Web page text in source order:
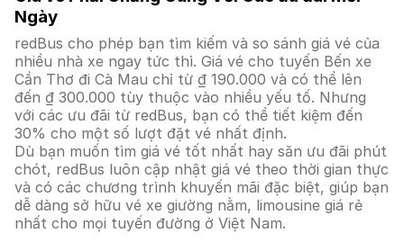
Ngày
redBus cho phép bạn tìm kiếm và so sánh giá vé của
nhiều nhà xe ngay tức thì. Giá vé cho tuyến Bến xe
Cần Thơ đi Cà Mau chỉ từ ₫ 190.000 và có thể lên
đến ₫ 300.000 tùy thuộc vào nhiều yếu tố. Nhưng
với các ưu đãi từ redBus, bạn có thể tiết kiệm đến
30% cho một số lượt đặt vé nhất định.
Dù bạn muốn tìm giá vé tốt nhất hay săn ưu đãi phút
chót, redBus luôn cập nhật giá vé theo thời gian thực
và có các chương trình khuyến mãi đặc biệt, giúp bạn
dễ dàng sở hữu vé xe giường nằm, limousine giá rẻ
nhất cho mọi tuyến đường ở Việt Nam.